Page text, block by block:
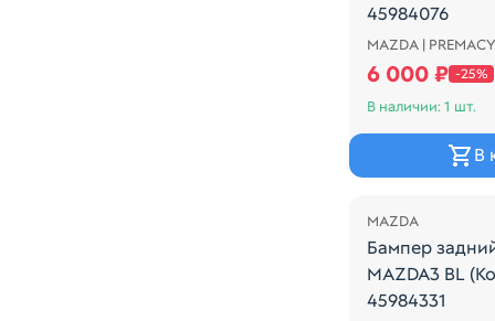
45984076
Mazda
MAZDA |
6 000 ₽ -25%
В наличии: 1 шт.
В
Распродажа
MAZDA
Бампер
MAZDA3 BL
45984331